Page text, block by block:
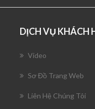
DỊCH VỤ KHÁCH
Video
Sơ Đồ Trang Web
Liên Hệ Chúng Tôi